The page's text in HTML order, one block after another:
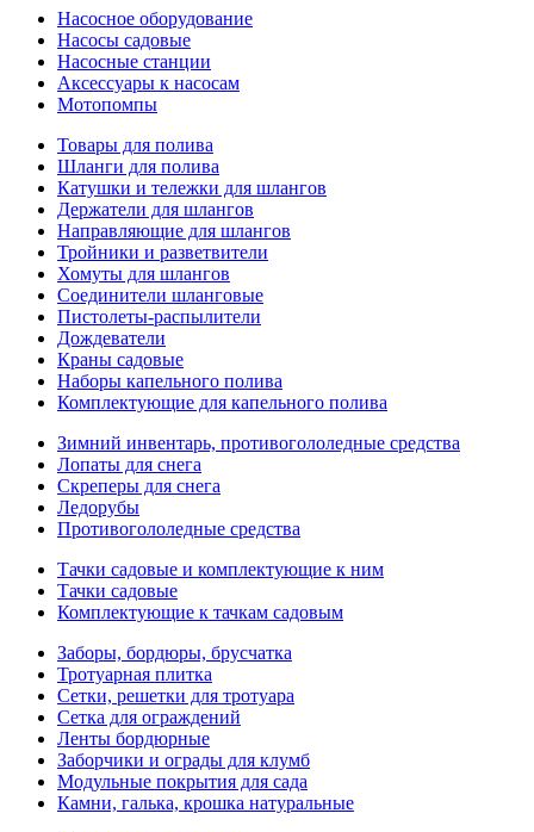
Насосное оборудование
Насосы садовые
Насосные станции
Аксессуары к насосам
Мотопомпы
Товары для полива
Шланги для полива
Катушки и тележки для шлангов
Держатели для шлангов
Направляющие для шлангов
Тройники и разветвители
Хомуты для шлангов
Соединители шланговые
Пистолеты-распылители
Дождеватели
Краны садовые
Наборы капельного полива
Комплектующие для капельного полива
Зимний инвентарь, противогололедные средства
Лопаты для снега
Скреперы для снега
Ледорубы
Противогололедные средства
Тачки садовые и комплектующие к ним
Тачки садовые
Комплектующие к тачкам садовым
Заборы, бордюры, брусчатка
Тротуарная плитка
Сетки, решетки для тротуара
Сетка для ограждений
Ленты бордюрные
Заборчики и ограды для клумб
Модульные покрытия для сада
Камни, галька, крошка натуральные